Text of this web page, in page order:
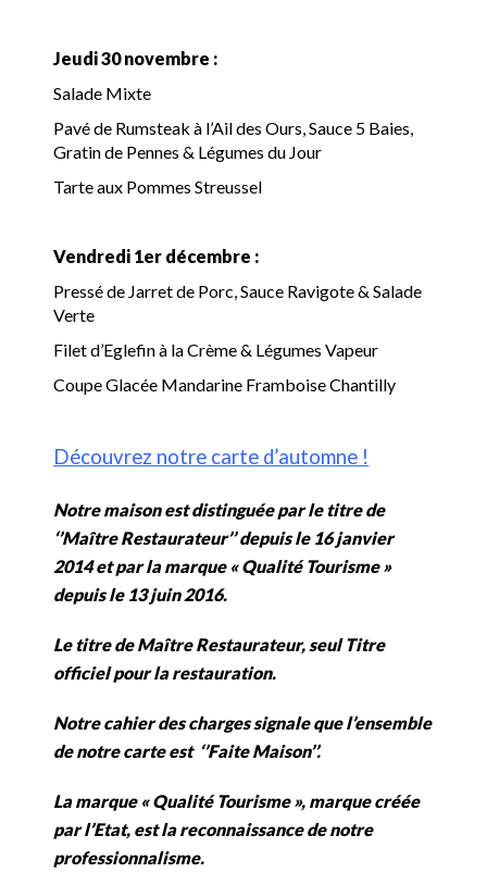
Jeudi 30 novembre :
Salade Mixte
Pavé de Rumsteak à l’Ail des Ours, Sauce 5 Baies,
Gratin de Pennes & Légumes du Jour
Tarte aux Pommes Streussel
Vendredi 1er décembre :
Pressé de Jarret de Porc, Sauce Ravigote & Salade
Verte
Filet d’Eglefin à la Crème & Légumes Vapeur
Coupe Glacée Mandarine Framboise Chantilly
Découvrez notre carte d’automne !
Notre maison est distinguée par le titre de
‘’Maître Restaurateur’’ depuis le 16 janvier
2014 et par la marque « Qualité Tourisme »
depuis le 13 juin 2016.
Le titre de Maître Restaurateur, seul Titre
officiel pour la restauration.
Notre cahier des charges signale que l’ensemble
de notre carte est ‘’Faite Maison’’.
La marque « Qualité Tourisme », marque créée
par l’Etat, est la reconnaissance de notre
professionnalisme.